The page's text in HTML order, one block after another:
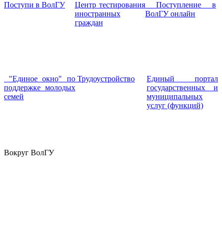
Поступи в ВолГУ
Центр тестирования
иностранных
граждан
Поступление в
ВолГУ онлайн
"Единое окно" по
поддержке молодых
семей
Трудоустройство
Единый портал
государственных и
муниципальных
услуг (функций)
Вокруг ВолГУ